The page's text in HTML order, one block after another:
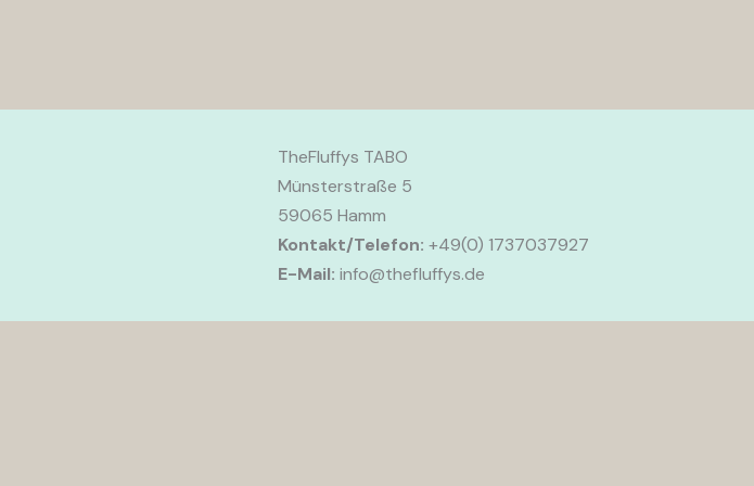
TheFluffys TABO
Münsterstraße 5
59065 Hamm
Kontakt/Telefon: +49(0) 1737037927
E-Mail: info@thefluffys.de